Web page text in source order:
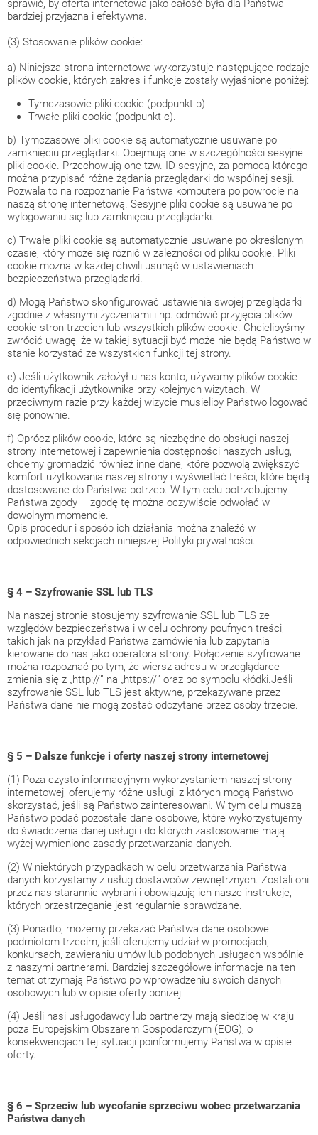
sprawić, by oferta internetowa jako całość była dla Państwa
bardziej przyjazna i efektywna.
(3) Stosowanie plików cookie:
a) Niniejsza strona internetowa wykorzystuje następujące rodzaje
plików cookie, których zakres i funkcje zostały wyjaśnione poniżej:
Tymczasowie pliki cookie (podpunkt b)
Trwałe pliki cookie (podpunkt c).
b) Tymczasowe pliki cookie są automatycznie usuwane po
zamknięciu przeglądarki. Obejmują one w szczególności sesyjne
pliki cookie. Przechowują one tzw. ID sesyjne, za pomocą którego
można przypisać różne żądania przeglądarki do wspólnej sesji.
Pozwala to na rozpoznanie Państwa komputera po powrocie na
naszą stronę internetową. Sesyjne pliki cookie są usuwane po
wylogowaniu się lub zamknięciu przeglądarki.
c) Trwałe pliki cookie są automatycznie usuwane po określonym
czasie, który może się różnić w zależności od pliku cookie. Pliki
cookie można w każdej chwili usunąć w ustawieniach
bezpieczeństwa przeglądarki.
d) Mogą Państwo skonfigurować ustawienia swojej przeglądarki
zgodnie z własnymi życzeniami i np. odmówić przyjęcia plików
cookie stron trzecich lub wszystkich plików cookie. Chcielibyśmy
zwrócić uwagę, że w takiej sytuacji być może nie będą Państwo w
stanie korzystać ze wszystkich funkcji tej strony.
e) Jeśli użytkownik założył u nas konto, używamy plików cookie
do identyfikacji użytkownika przy kolejnych wizytach. W
przeciwnym razie przy każdej wizycie musieliby Państwo logować
się ponownie.
f) Oprócz plików cookie, które są niezbędne do obsługi naszej
strony internetowej i zapewnienia dostępności naszych usług,
chcemy gromadzić również inne dane, które pozwolą zwiększyć
komfort użytkowania naszej strony i wyświetlać treści, które będą
dostosowane do Państwa potrzeb. W tym celu potrzebujemy
Państwa zgody – zgodę tę można oczywiście odwołać w
dowolnym momencie.
Opis procedur i sposób ich działania można znaleźć w
odpowiednich sekcjach niniejszej Polityki prywatności.
§ 4 – Szyfrowanie SSL lub TLS
Na naszej stronie stosujemy szyfrowanie SSL lub TLS ze
względów bezpieczeństwa i w celu ochrony poufnych treści,
takich jak na przykład Państwa zamówienia lub zapytania
kierowane do nas jako operatora strony. Połączenie szyfrowane
można rozpoznać po tym, że wiersz adresu w przeglądarce
zmienia się z „http://” na „https://” oraz po symbolu kłódki.Jeśli
szyfrowanie SSL lub TLS jest aktywne, przekazywane przez
Państwa dane nie mogą zostać odczytane przez osoby trzecie.
§ 5 – Dalsze funkcje i oferty naszej strony internetowej
(1) Poza czysto informacyjnym wykorzystaniem naszej strony
internetowej, oferujemy różne usługi, z których mogą Państwo
skorzystać, jeśli są Państwo zainteresowani. W tym celu muszą
Państwo podać pozostałe dane osobowe, które wykorzystujemy
do świadczenia danej usługi i do których zastosowanie mają
wyżej wymienione zasady przetwarzania danych.
(2) W niektórych przypadkach w celu przetwarzania Państwa
danych korzystamy z usług dostawców zewnętrznych. Zostali oni
przez nas starannie wybrani i obowiązują ich nasze instrukcje,
których przestrzeganie jest regularnie sprawdzane.
(3) Ponadto, możemy przekazać Państwa dane osobowe
podmiotom trzecim, jeśli oferujemy udział w promocjach,
konkursach, zawieraniu umów lub podobnych usługach wspólnie
z naszymi partnerami. Bardziej szczegółowe informacje na ten
temat otrzymają Państwo po wprowadzeniu swoich danych
osobowych lub w opisie oferty poniżej.
(4) Jeśli nasi usługodawcy lub partnerzy mają siedzibę w kraju
poza Europejskim Obszarem Gospodarczym (EOG), o
konsekwencjach tej sytuacji poinformujemy Państwa w opisie
oferty.
§ 6 – Sprzeciw lub wycofanie sprzeciwu wobec przetwarzania
Państwa danych